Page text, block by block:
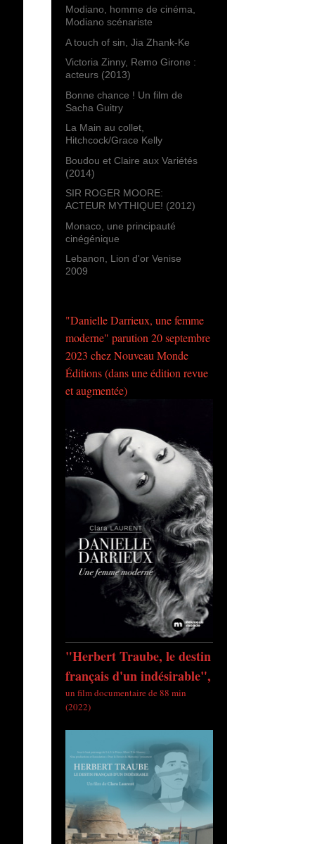
Modiano, homme de cinéma,
Modiano scénariste
A touch of sin, Jia Zhank-Ke
Victoria Zinny, Remo Girone :
acteurs (2013)
Bonne chance ! Un film de
Sacha Guitry
La Main au collet,
Hitchcock/Grace Kelly
Boudou et Claire aux Variétés
(2014)
SIR ROGER MOORE:
ACTEUR MYTHIQUE! (2012)
Monaco, une principauté
cinégénique
Lebanon, Lion d'or Venise
2009
"Danielle Darrieux, une femme
moderne" parution 20 septembre
2023 chez Nouveau Monde
Éditions (dans une édition revue
et augmentée)
"Herbert Traube, le destin
français d'un indésirable",
un film documentaire de 88 min
(2022)